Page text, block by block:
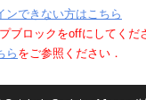
ンできない方はこちら
ブロックをoffにしてくだ
ら をご参照ください．